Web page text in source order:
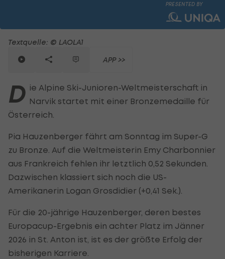
PRESENTED BY
Textquelle: © LAOLA1
APP >>
D ie Alpine Ski-Junioren-Weltmeisterschaft in
Narvik startet mit einer Bronzemedaille für
Österreich.
Pia Hauzenberger fährt am Sonntag im Super-G
zu Bronze. Auf die Weltmeisterin Emy Charbonnier
aus Frankreich fehlen ihr letztlich 0,52 Sekunden.
Dazwischen klassiert sich noch die US-
Amerikanerin Logan Grosdidier (+0,41 Sek.).
Für die 20-jährige Hauzenberger, deren bestes
Europacup-Ergebnis ein achter Platz im Jänner
2026 in St. Anton ist, ist es der größte Erfolg der
bisherigen Karriere.